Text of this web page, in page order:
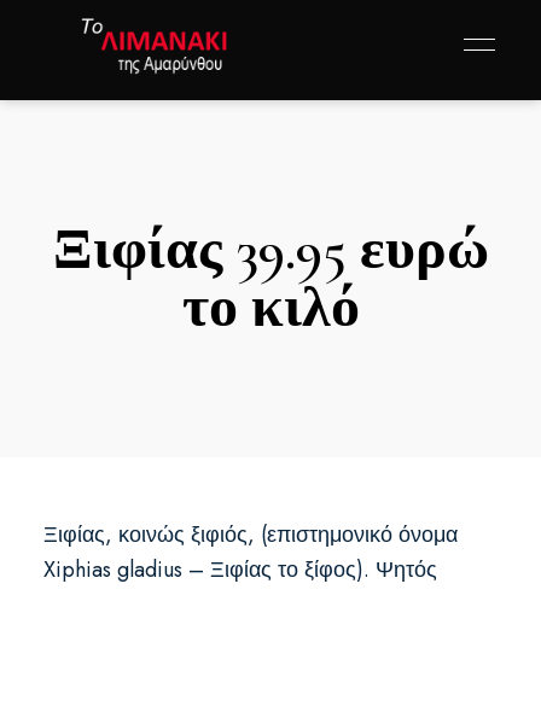
Ξιφίας 39.95 ευρώ
το κιλό
Ξιφίας, κοινώς ξιφιός, (επιστημονικό όνομα
Xiphias gladius – Ξιφίας το ξίφος). Ψητός